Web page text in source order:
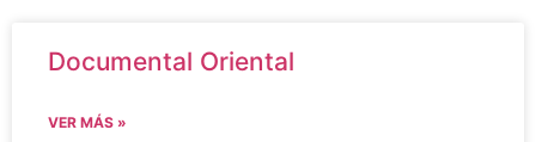
Documental Oriental
VER MÁS »